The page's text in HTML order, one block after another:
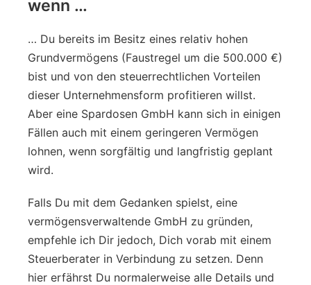
wenn …
… Du bereits im Besitz eines relativ hohen
Grundvermögens (Faustregel um die 500.000 €)
bist und von den steuerrechtlichen Vorteilen
dieser Unternehmensform profitieren willst.
Aber eine Spardosen GmbH kann sich in einigen
Fällen auch mit einem geringeren Vermögen
lohnen, wenn sorgfältig und langfristig geplant
wird.
Falls Du mit dem Gedanken spielst, eine
vermögensverwaltende GmbH zu gründen,
empfehle ich Dir jedoch, Dich vorab mit einem
Steuerberater in Verbindung zu setzen. Denn
hier erfährst Du normalerweise alle Details und